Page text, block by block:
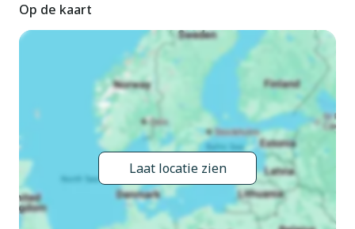
huizen in de woning. 18 appartementen in de woning. 10 m
van het centrum van Lignano-Sabbiadoro, 13 km van het
centrum van Bibione, 95 km van het centrum van Trieste,
200 m van zee, direct aan het strand. In het huis: lift.
Supermarkt 300 m, restaurant 250 m, bar 30 m, bakkerij 200
m, voetgangersgebied 30 m, bushalte 600 m, treinstation
"Latisana" 20 km, zandstrand 200 m. Jachthaven 900 m,
golfterrein (18 holes) 7 km. Geen parkeerplaats voor minibus.
Op de kaart
Laat locatie zien